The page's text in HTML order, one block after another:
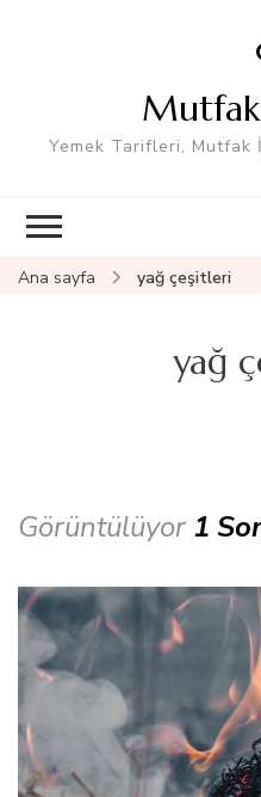
Yemek Tarifleri, Mutfak
Ana sayfa yağ çeşitleri
yağ
Görüntülüyor 1